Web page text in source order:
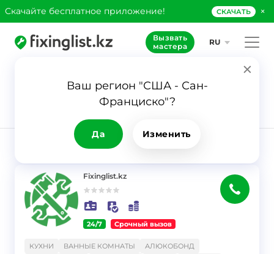
Скачайте бесплатное приложение! СКАЧАТЬ ×
Вызвать
мастера
RU
Ваш регион "США - Сан-
Франциско"?
Да Изменить
Заявка
Ванные
69
РЕЗУЛЬТАТ
Fixinglist.kz
24/7 Срочный вызов
КУХНИ ВАННЫЕ КОМНАТЫ
АЛЮКОБОНД